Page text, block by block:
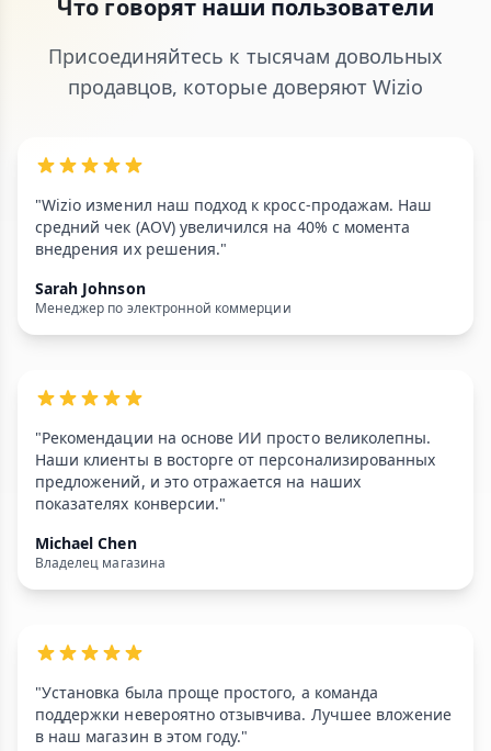
Что говорят наши пользователи
Присоединяйтесь к тысячам довольных
продавцов, которые доверяют Wizio
"Wizio изменил наш подход к кросс-продажам. Наш
средний чек (AOV) увеличился на 40% с момента
внедрения их решения."
Sarah Johnson
Менеджер по электронной коммерции
"Рекомендации на основе ИИ просто великолепны.
Наши клиенты в восторге от персонализированных
предложений, и это отражается на наших
показателях конверсии."
Michael Chen
Владелец магазина
"Установка была проще простого, а команда
поддержки невероятно отзывчива. Лучшее вложение
в наш магазин в этом году."